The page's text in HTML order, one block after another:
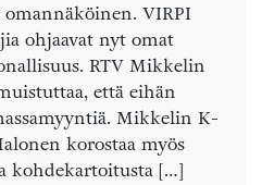
omannäköinen. VIRPI
ohjaavat nyt omat
RTV Mikkelin
että eihän
Mikkelin K-
korostaa myös
kohdekartoitusta […]